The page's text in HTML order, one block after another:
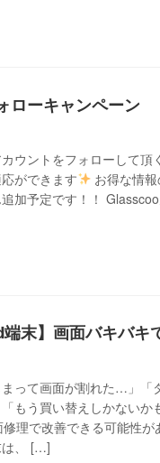
ローキャンペーン
ウントをフォローして頂
ができます
お得な情
加予定です！！
端末】画面バキバキ
まって画面が割れた…」
もう買い替えしかない
理で改善できる可能性
は、 […]